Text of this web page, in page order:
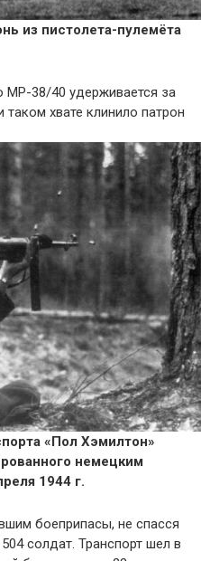
из пистолета-пулемёта
38/40 удерживается за
хвате клинило патрон
«Пол Хэмилтон»
немецким
1944 г.
боеприпасы, не спасся
солдат. Транспорт шел в